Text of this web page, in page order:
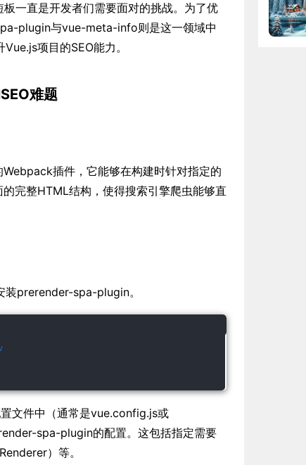
一直是开发者们需要面对的挑战。为了优
plugin与vue-meta-info则是这一领域中
项目的SEO能力。
难题
插件，它能够在构建时针对指定的
完整HTML结构，使得搜索引擎爬虫能够直
prerender-spa-plugin。
文件中（通常是vue.config.js或
spa-plugin的配置。这包括指定需要
）等。